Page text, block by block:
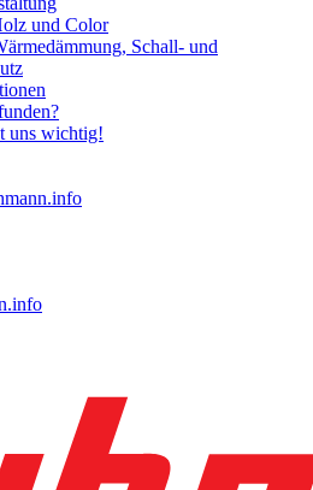
und Color
Schall- und
uns wichtig!